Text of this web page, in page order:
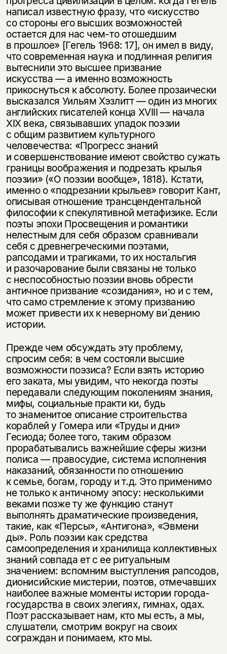
написал известную фразу, что «искусство
со стороны его высших возможностей
остается для нас чем-то отошедшим
в прошлое» [Гегель 1968: 17], он имел в виду,
что современная наука и подлинная религия
вытеснили это высшее призвание
искусства — а именно возможность
прикоснуться к абсолюту. Более прозаически
высказался Уильям Хэзлитт — один из многих
английских писателей конца XVIII — начала
XIX века, связывавших упадок поэзии
с общим развитием культурного
человечества: «Прогресс знаний
и совершенствование имеют свойство сужать
границы воображения и подрезать крылья
поэзии» («О поэзии вообще», 1818). Кстати,
именно о «подрезании крыльев» говорит Кант,
описывая отношение трансцендентальной
философии к спекулятивной метафизике. Если
поэты эпохи Просвещения и романтики
нелестным для себя образом сравнивали
себя с древнегреческими поэтами,
рапсодами и трагиками, то их ностальгия
и разочарование были связаны не только
с неспособностью поэзии вновь обрести
античное призвание «созидания», но и с тем,
что само стремление к этому призванию
может привести их к неверному ви´дению
истории.
Прежде чем обсуждать эту проблему,
спросим себя: в чем состояли высшие
возможности поэзиса? Если взять историю
его заката, мы увидим, что некогда поэты
передавали следующим поколениям знания,
мифы, социальные практи ки, будь
то знаменитое описание строительства
кораблей у Гомера или «Труды и дни»
Гесиода; более того, таким образом
прорабатывались важнейшие сферы жизни
полиса — правосудие, система исполнения
наказаний, обязанности по отношению
к семье, богам, городу и т.д. Это применимо
не только к античному эпосу: несколькими
веками позже ту же функцию станут
выполнять драматические произведения,
такие, как «Персы», «Антигона», «Эвмени
ды». Роль поэзии как средства
самоопределения и хранилища коллективных
знаний совпада ет с ее ритуальным
значением: вспомним выступления рапсодов,
дионисийские мистерии, поэтов, отмечавших
наиболее важные моменты истории города-
государства в своих элегиях, гимнах, одах.
Поэт рассказывает нам, кто мы есть, а мы,
слушатели, смотрим вокруг на своих
сограждан и понимаем, кто мы.